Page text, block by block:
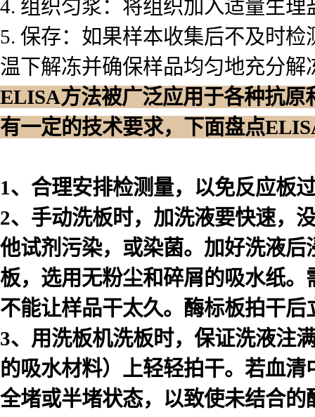
4. 组织匀浆：将组织加入适量生
5. 保存：如果样本收集后不及时
温下解冻并确保样品均匀地充分解
ELISA方法被广泛应用于各种抗
有一定的技术要求，下面盘点
1、合理安排检测量，以免反应板
2、手动洗板时，加洗液要快速，
他试剂污染，或染菌。加好洗液
板，选用无粉尘和碎屑的吸水纸
不能让样品干太久。酶标板拍干后
3、用洗板机洗板时，保证洗液注
的吸水材料）上轻轻拍干。若血
全堵或半堵状态，以致使未结合